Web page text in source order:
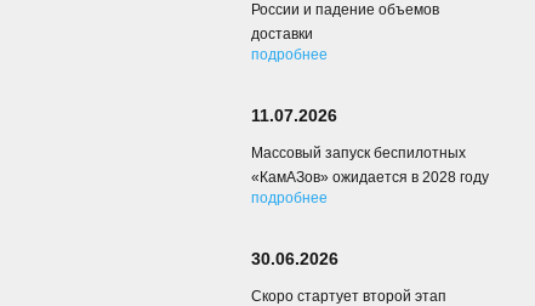
России и падение объемов
доставки
подробнее
11.07.2026
Массовый запуск беспилотных
«КамАЗов» ожидается в 2028 году
подробнее
30.06.2026
Скоро стартует второй этап